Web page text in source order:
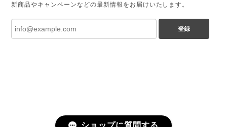
新商品やキャンペーンなどの最新情報をお届けいたします。
登録
ショップに質問する